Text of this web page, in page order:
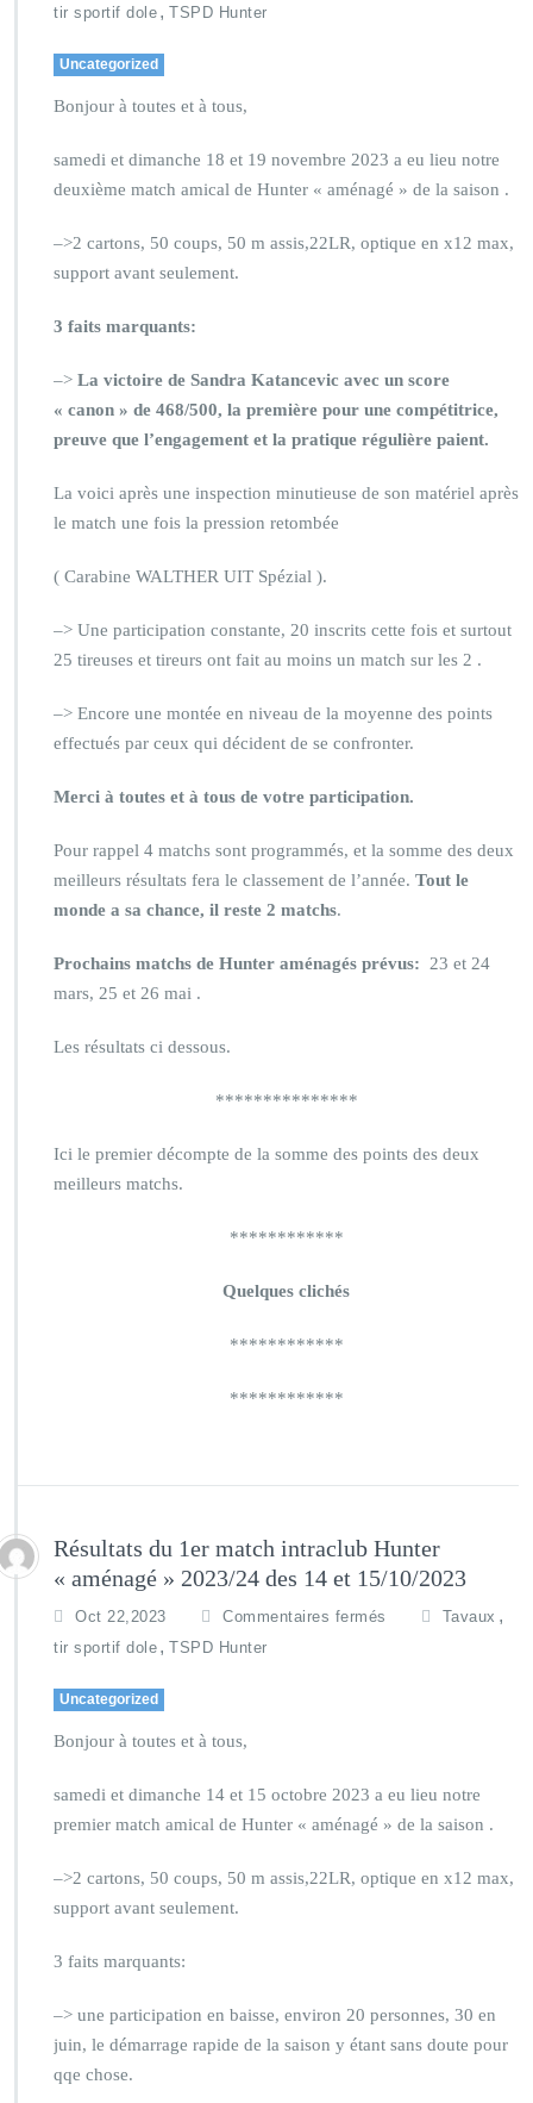
tir sportif dole , TSPD Hunter
Uncategorized
Bonjour à toutes et à tous,
samedi et dimanche 18 et 19 novembre 2023 a eu lieu notre
deuxième match amical de Hunter « aménagé » de la saison .
–>2 cartons, 50 coups, 50 m assis,22LR, optique en x12 max,
support avant seulement.
3 faits marquants:
–> La victoire de Sandra Katancevic avec un score
« canon » de 468/500, la première pour une compétitrice,
preuve que l’engagement et la pratique régulière paient.
La voici après une inspection minutieuse de son matériel après
le match une fois la pression retombée
( Carabine WALTHER UIT Spézial ).
–> Une participation constante, 20 inscrits cette fois et surtout
25 tireuses et tireurs ont fait au moins un match sur les 2 .
–> Encore une montée en niveau de la moyenne des points
effectués par ceux qui décident de se confronter.
Merci à toutes et à tous de votre participation.
Pour rappel 4 matchs sont programmés, et la somme des deux
meilleurs résultats fera le classement de l’année. Tout le
monde a sa chance, il reste 2 matchs.
Prochains matchs de Hunter aménagés prévus: 23 et 24
mars, 25 et 26 mai .
Les résultats ci dessous.
***************
Ici le premier décompte de la somme des points des deux
meilleurs matchs.
************
Quelques clichés
************
************
Résultats du 1er match intraclub Hunter
« aménagé » 2023/24 des 14 et 15/10/2023
Oct 22,2023 Commentaires fermés Tavaux ,
tir sportif dole , TSPD Hunter
Uncategorized
Bonjour à toutes et à tous,
samedi et dimanche 14 et 15 octobre 2023 a eu lieu notre
premier match amical de Hunter « aménagé » de la saison .
–>2 cartons, 50 coups, 50 m assis,22LR, optique en x12 max,
support avant seulement.
3 faits marquants:
–> une participation en baisse, environ 20 personnes, 30 en
juin, le démarrage rapide de la saison y étant sans doute pour
qqe chose.